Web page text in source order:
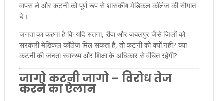
वापस ले और कटनी को पूर्ण रूप से शासकीय मेडिकल कॉलेज की सौगात
दे।
जनता का कहना है कि यदि सतना, रीवा और जबलपुर जैसे जिलों को
सरकारी मेडिकल कॉलेज मिल सकता है, तो कटनी को क्यों नहीं? क्या
कटनी की जनता स्वास्थ्य और शिक्षा के अधिकार से वंचित रहेगी?
जागो कटनी जागो – विरोध तेज
करने का ऐलान